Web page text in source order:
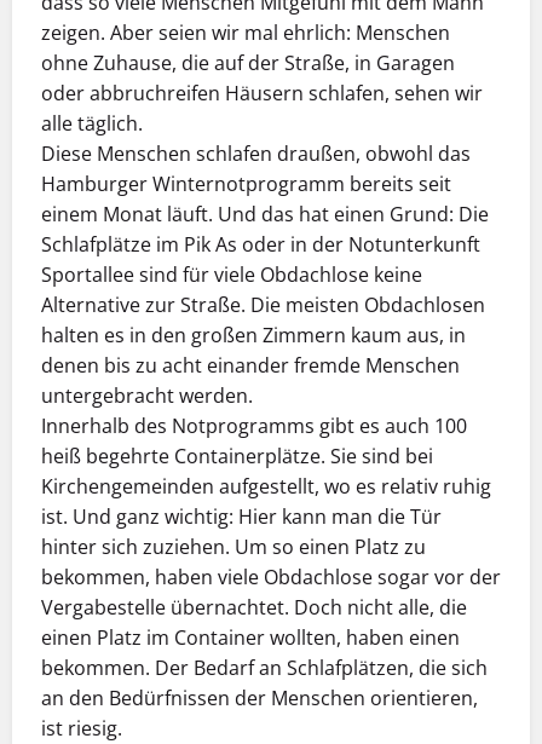
zeigen. Aber seien wir mal ehrlich: Menschen
ohne Zuhause, die auf der Straße, in Garagen
oder abbruchreifen Häusern schlafen, sehen wir
alle täglich.
Diese Menschen schlafen draußen, obwohl das
Hamburger Winternotprogramm bereits seit
einem Monat läuft. Und das hat einen Grund: Die
Schlafplätze im Pik As oder in der Notunterkunft
Sportallee sind für viele Obdachlose keine
Alternative zur Straße. Die meisten Obdachlosen
halten es in den großen Zimmern kaum aus, in
denen bis zu acht einander fremde Menschen
untergebracht werden.
Innerhalb des Notprogramms gibt es auch 100
heiß begehrte Containerplätze. Sie sind bei
Kirchengemeinden aufgestellt, wo es relativ ruhig
ist. Und ganz wichtig: Hier kann man die Tür
hinter sich zuziehen. Um so einen Platz zu
bekommen, haben viele Obdachlose sogar vor der
Vergabestelle übernachtet. Doch nicht alle, die
einen Platz im Container wollten, haben einen
bekommen. Der Bedarf an Schlafplätzen, die sich
an den Bedürfnissen der Menschen orientieren,
ist riesig.